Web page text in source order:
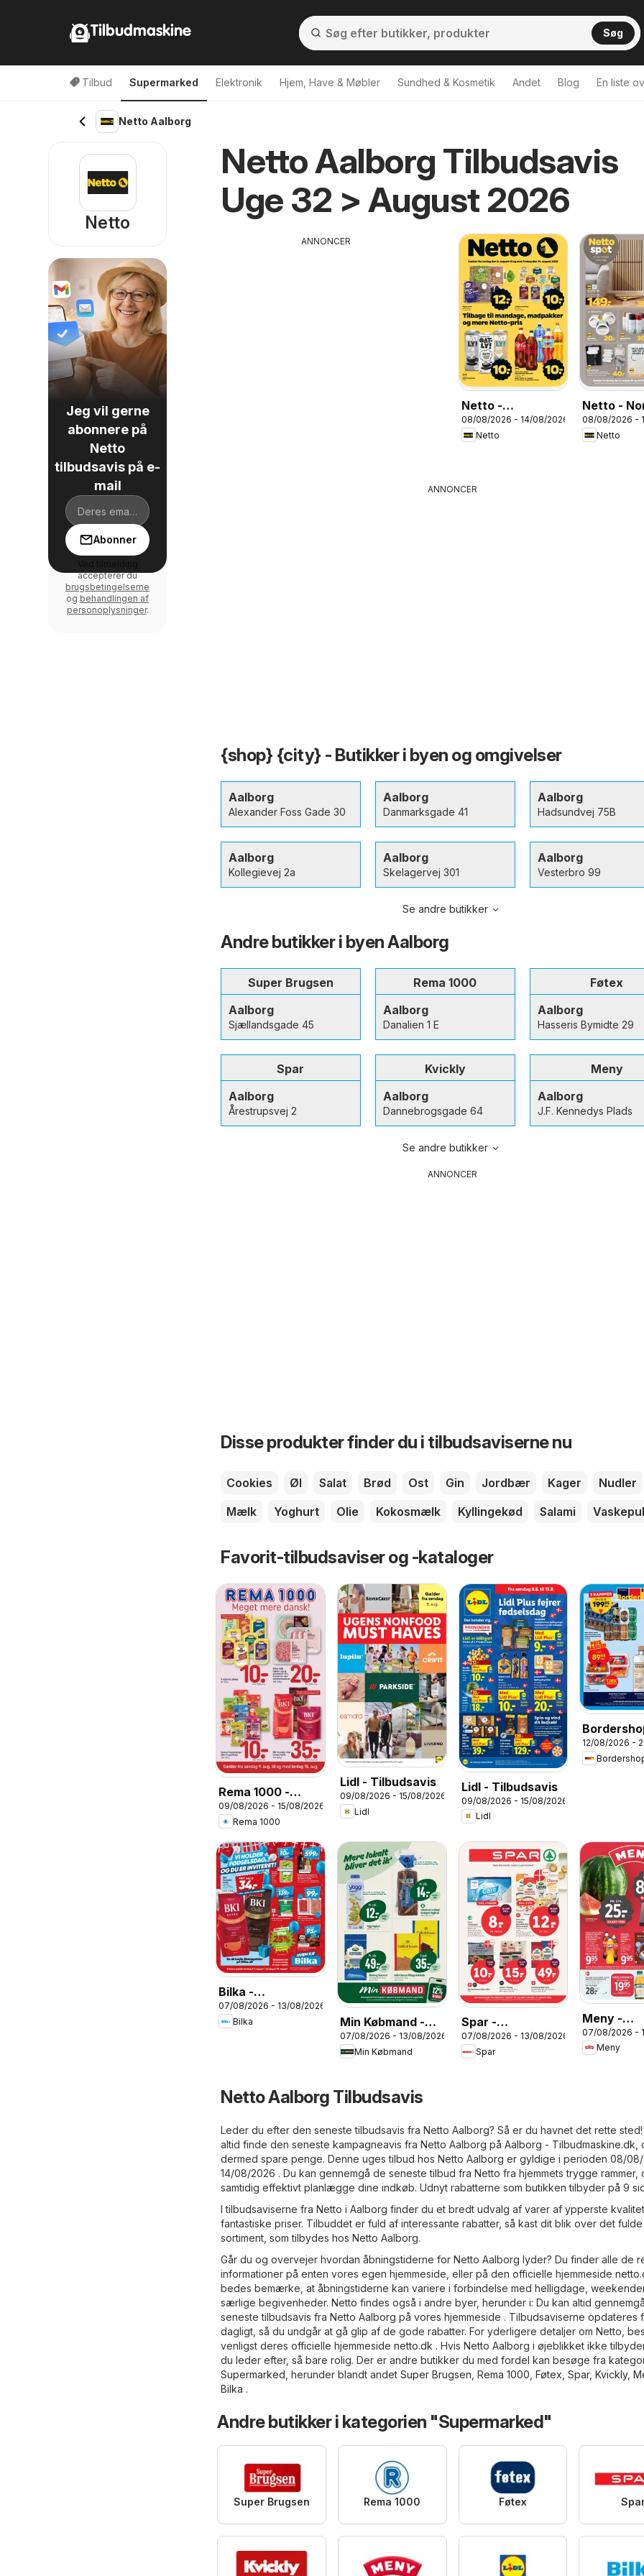
Tilbudmaskine Søg
Tilbud Supermarked Elektronik Hjem, Have & Møbler Sundhed & Kosmetik Andet Blog En liste
Netto Aalborg
Netto Aalborg Tilbudsavis
Uge 32 > August 2026
ANNONCER
Netto -
Tilbudsavis uge
33
08/08/2026 - 14/08/2026
Netto
Netto -
uge 33
08/08/2026 -
Netto
ANNONCER
{shop} {city} - Butikker i byen og omgivelser
Aalborg
Alexander Foss Gade 30
Aalborg
Danmarksgade 41
Aalborg
Hadsundvej 75B
Aalborg
Kollegievej 2a
Aalborg
Skelagervej 301
Aalborg
Vesterbro 99
Se andre butikker
Andre butikker i byen Aalborg
Super Brugsen
Aalborg
Sjællandsgade 45
Rema 1000
Aalborg
Danalien 1 E
Føtex
Aalborg
Hasseris Bymidte 29
Spar
Aalborg
Årestrupsvej 2
Kvickly
Aalborg
Dannebrogsgade 64
Meny
Aalborg
J.F. Kennedys Plads
Se andre butikker
ANNONCER
Disse produkter finder du i tilbudsaviserne nu
Cookies Øl Salat Brød Ost Gin Jordbær Kager
Nudler
Mælk
Yoghurt Olie Kokosmælk Kyllingekød Salami
Favorit-tilbudsaviser og -kataloger
Rema 1000 -
Tilbudsavis uge
33
09/08/2026 - 15/08/2026
Rema 1000
Lidl - Tilbudsavis
09/08/2026 - 15/08/2026
Lidl
Lidl - Tilbudsavis
09/08/2026 - 15/08/2026
Lidl
12/08/2026 -
Bilka -
Tilbudsavis uge
33
07/08/2026 - 13/08/2026
Bilka
Min Købmand -
Tilbudsavis uge
33
07/08/2026 - 13/08/2026
Min Købmand
Spar -
Tilbudsavis uge
33
07/08/2026 - 13/08/2026
Spar
Meny -
33
07/08/2026 -
Meny
Netto Aalborg Tilbudsavis
Leder du efter den seneste tilbudsavis fra Netto Aalborg? Så er du havnet det rette
altid finde den seneste kampagneavis fra Netto Aalborg på Aalborg - Tilbudmaskine.dk,
dermed spare penge. Denne uges tilbud hos Netto Aalborg er gyldige i perioden 08/
14/08/2026 . Du kan gennemgå de seneste tilbud fra Netto fra hjemmets trygge rammer,
samtidig effektivt planlægge dine indkøb. Udnyt rabatterne som butikken tilbyder på 9
I tilbudsaviserne fra Netto i Aalborg finder du et bredt udvalg af varer af ypperste
fantastiske priser. Tilbuddet er fuld af interessante rabatter, så kast dit blik over det fulde
sortiment, som tilbydes hos Netto Aalborg.
Går du og overvejer hvordan åbningstiderne for Netto Aalborg lyder? Du finder alle de
informationer på enten vores egen hjemmeside, eller på den officielle hjemmeside
bedes bemærke, at åbningstiderne kan variere i forbindelse med helligdage,
særlige begivenheder. Netto findes også i andre byer, herunder i: Du kan altid
seneste tilbudsavis fra Netto Aalborg på vores hjemmeside . Tilbudsaviserne opdateres
dagligt, så du undgår at gå glip af de gode rabatter. For yderligere detaljer om Netto,
venligst deres officielle hjemmeside netto.dk . Hvis Netto Aalborg i øjeblikket ikke
du leder efter, så bare rolig. Der er andre butikker du med fordel kan besøge fra
Supermarked, herunder blandt andet Super Brugsen, Rema 1000, Føtex, Spar, Kvickly,
Bilka .
Andre butikker i kategorien "Supermarked"
Super Brugsen Rema 1000 Føtex
Netto
Jeg vil gerne
abonnere på
Netto
tilbudsavis på e-
mail
Abonner
accepterer du
brugsbetingelserne
og behandlingen af
personoplysninger.